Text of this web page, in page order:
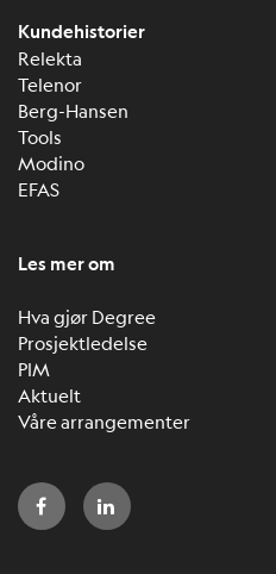
Kundehistorier
Relekta
Telenor
Berg-Hansen
Tools
Modino
EFAS
Les mer om
Hva gjør Degree
Prosjektledelse
PIM
Aktuelt
Våre arrangementer